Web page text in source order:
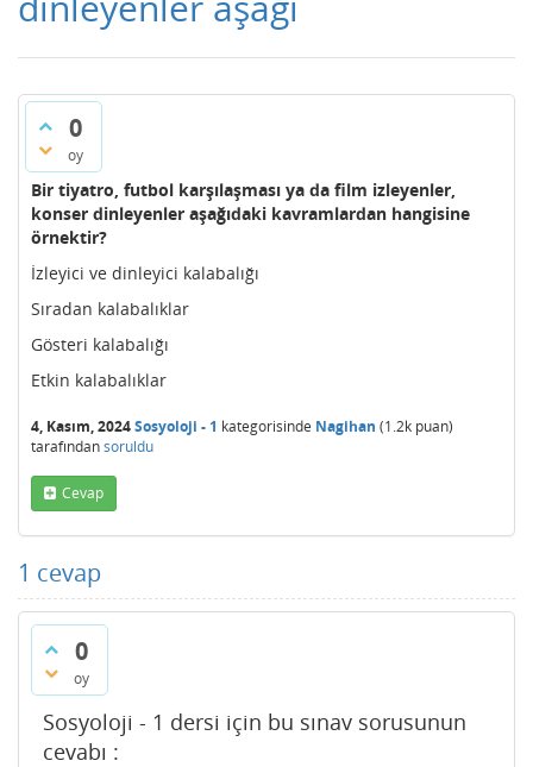
0
oy
Bir tiyatro, futbol karşılaşması ya da film izleyenler,
konser dinleyenler aşağıdaki kavramlardan hangisine
örnektir?
İzleyici ve dinleyici kalabalığı
Sıradan kalabalıklar
Gösteri kalabalığı
Etkin kalabalıklar
4, Kasım, 2024Sosyoloji - 1 kategorisinde Nagihan (1.2k puan)
tarafındansoruldu
Cevap
1 cevap
0
oy
Sosyoloji - 1 dersi için bu sınav sorusunun
cevabı :